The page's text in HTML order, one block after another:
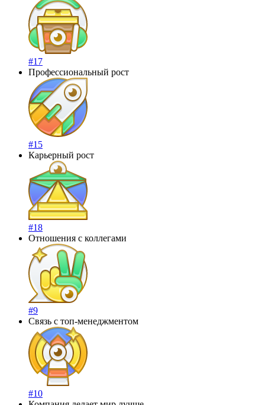
#17
Профессиональный рост
#15
Карьерный рост
#18
Отношения с коллегами
#9
Связь с топ-менеджментом
#10